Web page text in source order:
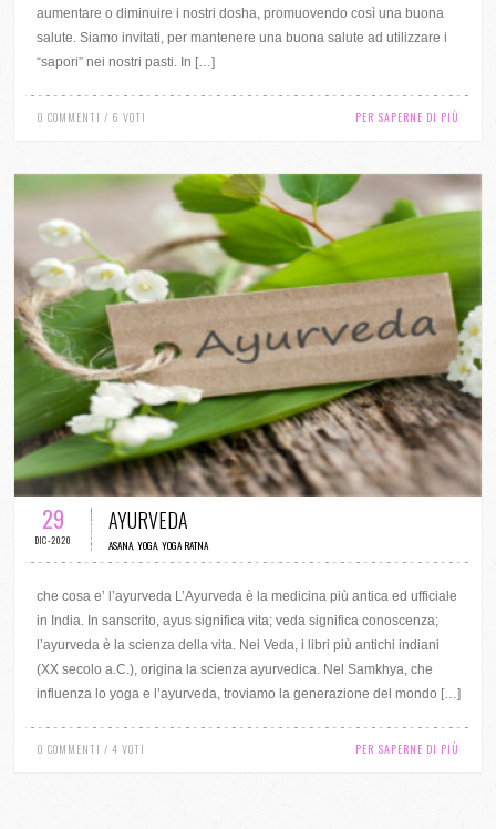
aumentare o diminuire i nostri dosha, promuovendo così una buona
salute. Siamo invitati, per mantenere una buona salute ad utilizzare i
“sapori” nei nostri pasti. In […]
0 COMMENTI / 6 VOTI PER SAPERNE DI PIÙ
0 COMMENTI / 4 VOTI
29
DIC-2020
AYURVEDA
ASANA,YOGA,YOGA RATNA
che cosa e’ l’ayurveda L’Ayurveda è la medicina più antica ed ufficiale
in India. In sanscrito, ayus significa vita; veda significa conoscenza;
l’ayurveda è la scienza della vita. Nei Veda, i libri più antichi indiani
(XX secolo a.C.), origina la scienza ayurvedica. Nel Samkhya, che
influenza lo yoga e l’ayurveda, troviamo la generazione del mondo […]
0 COMMENTI / 4 VOTI PER SAPERNE DI PIÙ